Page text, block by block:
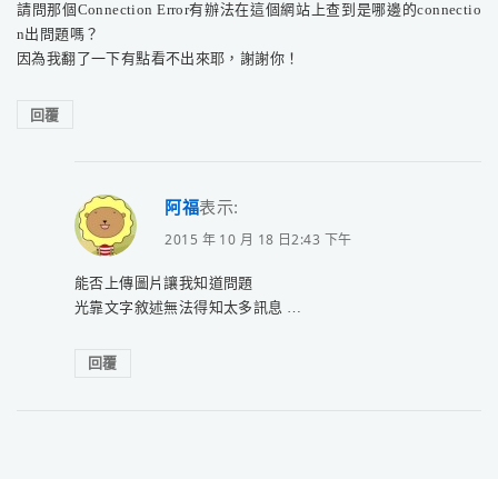
請問那個Connection Error有辦法在這個網站上查到是哪邊的connectio
n出問題嗎？
因為我翻了一下有點看不出來耶，謝謝你！
回覆
阿福表示:
2015 年 10 月 18 日2:43 下午
能否上傳圖片讓我知道問題
光靠文字敘述無法得知太多訊息 …
回覆